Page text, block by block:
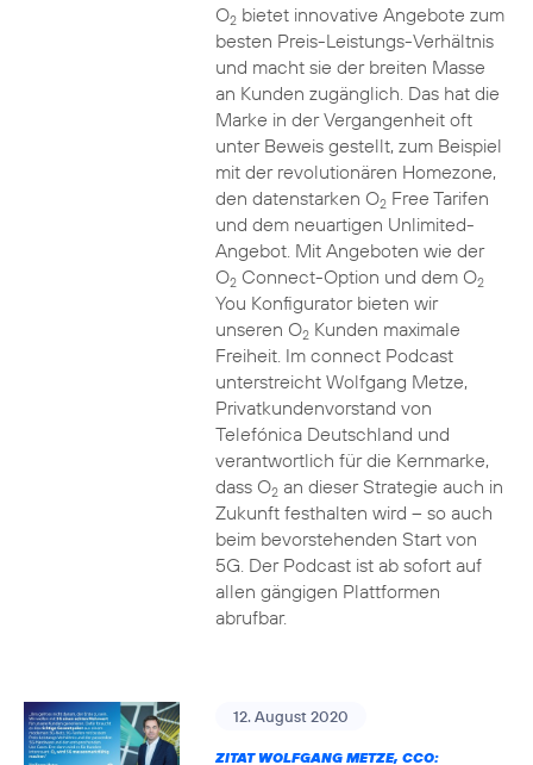
O2bietet innovative Angebote zum
besten Preis-Leistungs-Verhältnis
und macht sie der breiten Masse
an Kunden zugänglich. Das hat die
Marke in der Vergangenheit oft
unter Beweis gestellt, zum Beispiel
mit der revolutionären Homezone,
den datenstarken O2Free Tarifen
und dem neuartigen Unlimited-
Angebot. Mit Angeboten wie der
O2Connect-Option und dem O2
You Konfigurator bieten wir
unseren O2Kunden maximale
Freiheit. Im connect Podcast
unterstreicht Wolfgang Metze,
Privatkundenvorstand von
Telefónica Deutschland und
verantwortlich für die Kernmarke,
dass O2an dieser Strategie auch in
Zukunft festhalten wird – so auch
beim bevorstehenden Start von
5G. Der Podcast ist ab sofort auf
allen gängigen Plattformen
abrufbar.
12. August 2020
ZITAT WOLFGANG METZE, CCO: